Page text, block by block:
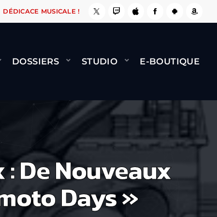
LE FAIT ! NAMI BERNARD MINET - FLY
DÉDICACE MUSICALE !
DOSSIERS STUDIO E-BOUTIQUE
De Nouveaux
Days »